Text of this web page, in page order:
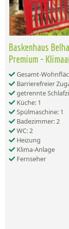
Baskenhaus
Premium -
Gesamt-
Barrierefreier
getrennte
Küche: 1
Spülmaschine: 1
Badezimmer: 2
WC: 2
Heizung
Klima-Anlage
Fernseher